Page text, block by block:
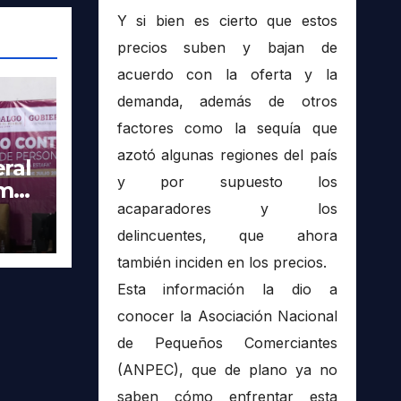
Y si bien es cierto que estos
precios suben y bajan de
acuerdo con la oferta y la
demanda, además de otros
factores como la sequía que
azotó algunas regiones del país
y por supuesto los
acaparadores y los
delincuentes, que ahora
también inciden en los precios.
Esta información la dio a
conocer la Asociación Nacional
de Pequeños Comerciantes
(ANPEC), que de plano ya no
saben cómo enfrentar esta